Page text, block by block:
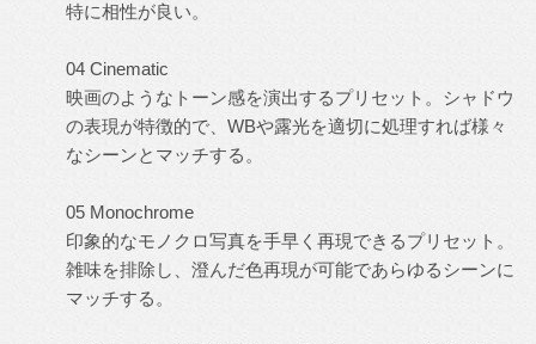
特に相性が良い。
04 Cinematic
映画のようなトーン感を演出するプリセット。シャドウ
の表現が特徴的で、WBや露光を適切に処理すれば様々
なシーンとマッチする。
05 Monochrome
印象的なモノクロ写真を手早く再現できるプリセット。
雑味を排除し、澄んだ色再現が可能であらゆるシーンに
マッチする。